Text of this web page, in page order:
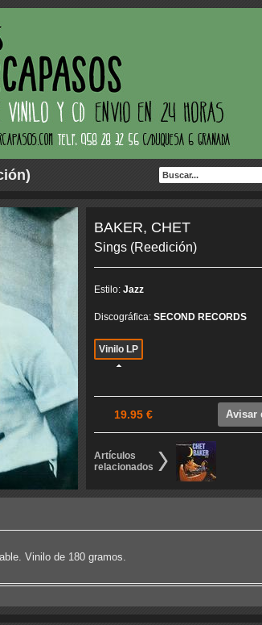
BAKER, CHET
Sings (Reedición)
Estilo: Jazz
Discográfica: SECOND RECORDS
Vinilo LP
19.95 € Avisar
Artículos
relacionados
Vinilo de 180 gramos.